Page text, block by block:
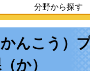
分野から探す
んこう）
か）